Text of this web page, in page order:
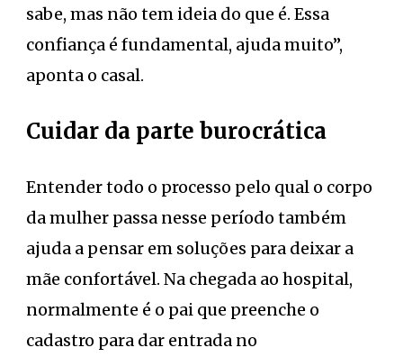
sabe, mas não tem ideia do que é. Essa
confiança é fundamental, ajuda muito”,
aponta o casal.
Cuidar da parte burocrática
Entender todo o processo pelo qual o corpo
da mulher passa nesse período também
ajuda a pensar em soluções para deixar a
mãe confortável. Na chegada ao hospital,
normalmente é o pai que preenche o
cadastro para dar entrada no